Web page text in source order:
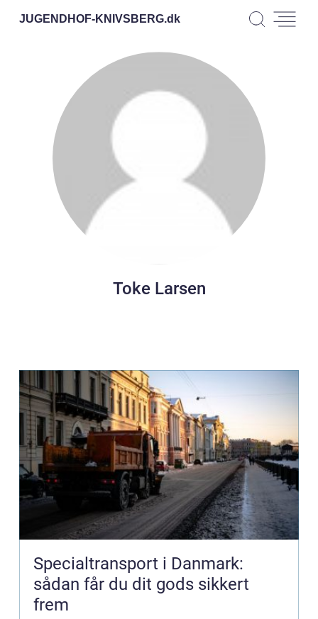
JUGENDHOF-KNIVSBERG.dk
Toke Larsen
Specialtransport i Danmark:
sådan får du dit gods sikkert
frem